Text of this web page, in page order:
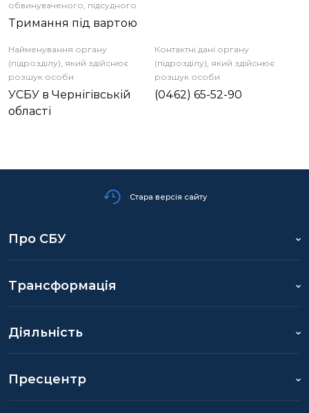
обвинуваченого, підсудного
Тримання під вартою
Найменування органу
(підрозділу), який здійснює
розшук особи
УСБУ в Чернігівській
області
Контактні дані органу
(підрозділу), який здійснює
розшук особи
(0462) 65-52-90
Стара версія сайту
Про СБУ
Трансформація
Діяльність
Пресцентр